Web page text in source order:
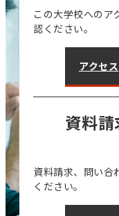
この大学校へのア
認ください。
アクセス
資料
資料請求、問い合
ください。